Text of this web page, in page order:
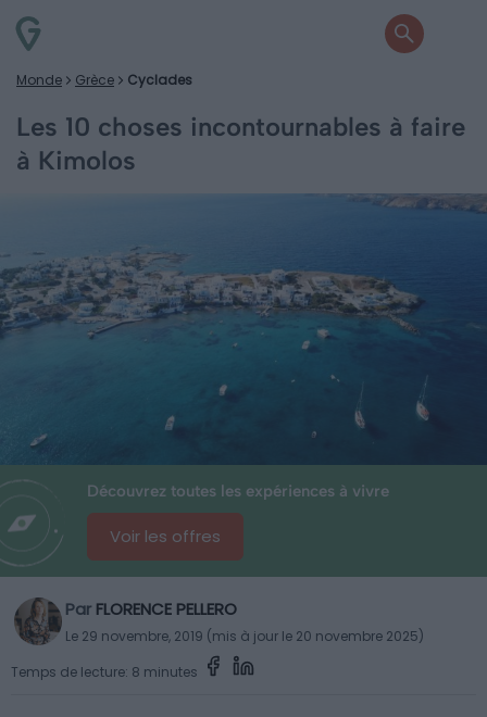
Monde Grèce Cyclades
Les 10 choses incontournables à faire
à Kimolos
Découvrez toutes les expériences à vivre
Voir les offres
Par FLORENCE PELLERO
Le 29 novembre, 2019 (mis à jour le 20 novembre 2025)
Temps de lecture: 8 minutes